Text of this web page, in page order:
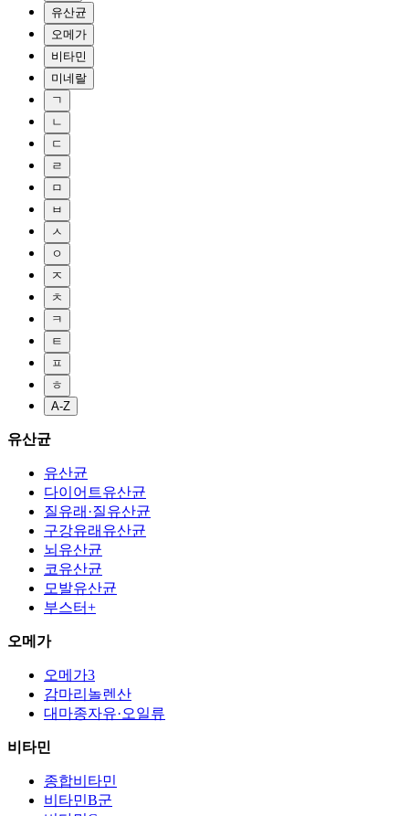
유산균
오메가
비타민
미네랄
ㄱ
ㄴ
ㄷ
ㄹ
ㅁ
ㅂ
ㅅ
ㅇ
ㅈ
ㅊ
ㅋ
ㅌ
ㅍ
ㅎ
A-Z
유산균
유산균
다이어트유산균
질유래·질유산균
구강유래유산균
뇌유산균
코유산균
모발유산균
부스터+
오메가
오메가3
감마리놀렌산
대마종자유·오일류
비타민
종합비타민
비타민B군